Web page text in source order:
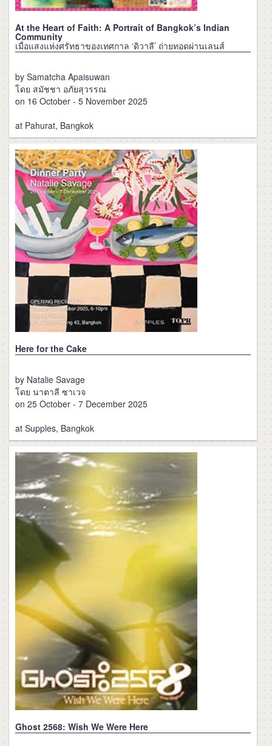
At the Heart of Faith: A Portrait of Bangkok’s Indian
Community
เมื่อแสงแห่งศรัทธาของเทศกาล ‘ดิวาลี’ ถ่ายทอดผ่านเลนส์
by Samatcha Apaisuwan
โดย สมัชชา อภัยสุวรรณ
on 16 October - 5 November 2025
at Pahurat, Bangkok
Here for the Cake
by Natalie Savage
โดย นาตาลี ซาเวจ
on 25 October - 7 December 2025
at Supples, Bangkok
Ghost 2568: Wish We Were Here